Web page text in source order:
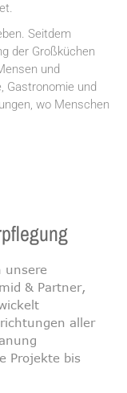
Seitdem
der Großküchen
und
Gastronomie und
wo Menschen
unsere
& Partner,
aller
Projekte bis